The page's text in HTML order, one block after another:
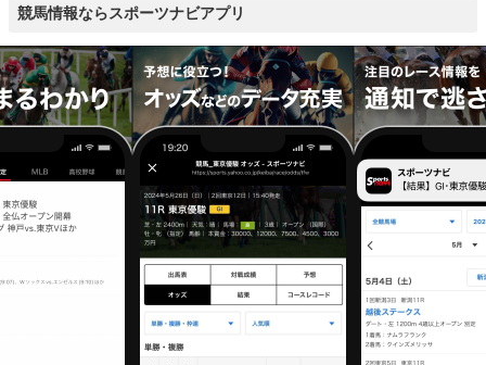
競馬情報ならスポーツナビアプリ